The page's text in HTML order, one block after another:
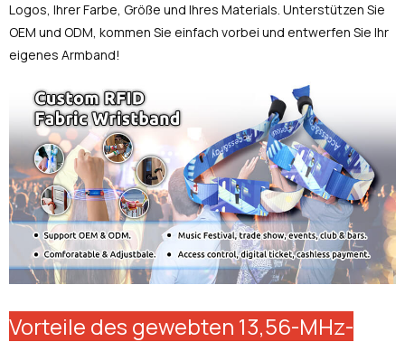
Logos, Ihrer Farbe, Größe und Ihres Materials. Unterstützen Sie
OEM und ODM, kommen Sie einfach vorbei und entwerfen Sie Ihr
eigenes Armband!
Vorteile des gewebten 13,56-MHz-